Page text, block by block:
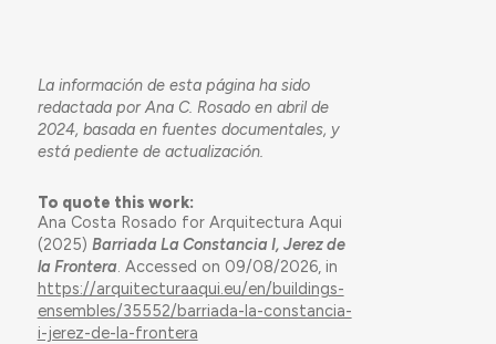
La información de esta página ha sido
redactada por Ana C. Rosado en abril de
2024, basada en fuentes documentales, y
está pediente de actualización.
To quote this work:
Ana Costa Rosado for Arquitectura Aqui
(2025) Barriada La Constancia I, Jerez de
la Frontera. Accessed on 09/08/2026, in
https://arquitecturaaqui.eu/en/buildings-
ensembles/35552/barriada-la-constancia-
i-jerez-de-la-frontera